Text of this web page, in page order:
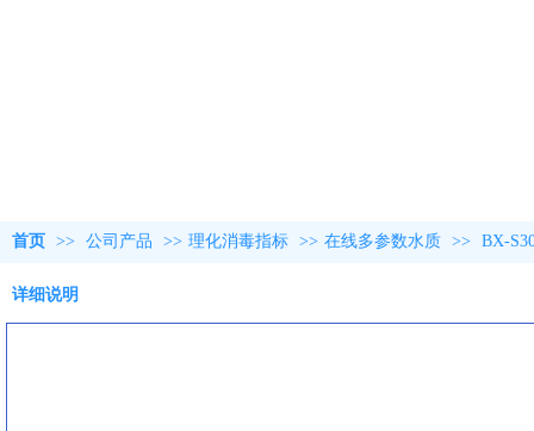
首页 >> 公司产品 >> 理化消毒指标 >> 在线多参数水质 >> BX-
详细说明